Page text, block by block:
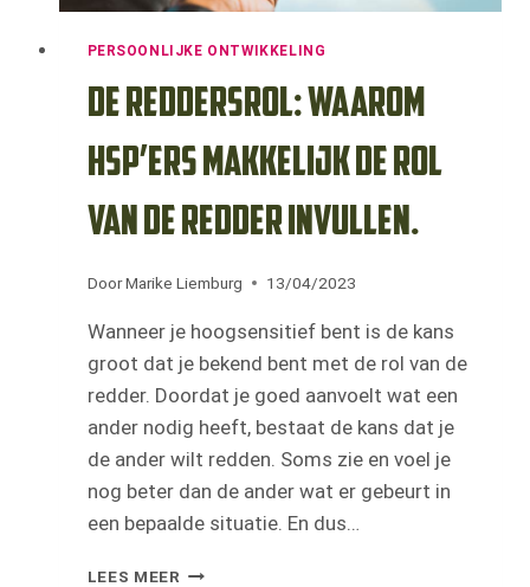
PERSOONLIJKE ONTWIKKELING
De reddersrol: waarom
HSP’ers makkelijk de rol
van de redder invullen.
Door Marike Liemburg 13/04/2023
Wanneer je hoogsensitief bent is de kans
groot dat je bekend bent met de rol van de
redder. Doordat je goed aanvoelt wat een
ander nodig heeft, bestaat de kans dat je
de ander wilt redden. Soms zie en voel je
nog beter dan de ander wat er gebeurt in
een bepaalde situatie. En dus…
LEES MEER DE